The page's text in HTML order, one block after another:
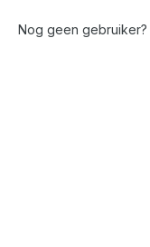
Nog geen gebruiker?